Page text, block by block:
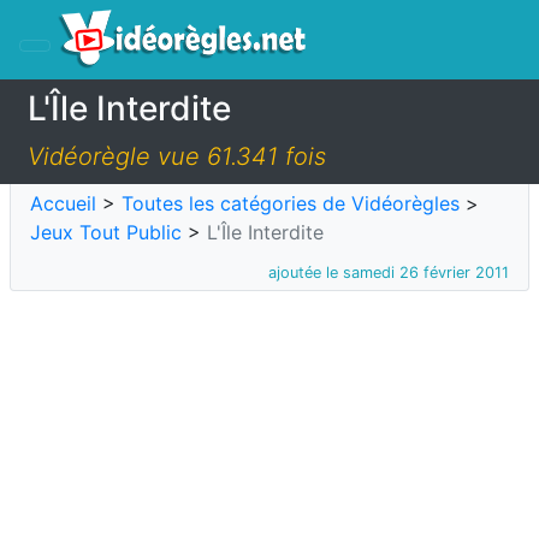
L'Île Interdite
Vidéorègle vue 61.341 fois
Accueil > Toutes les catégories de Vidéorègles >
Jeux Tout Public > L'Île Interdite
ajoutée le samedi 26 février 2011